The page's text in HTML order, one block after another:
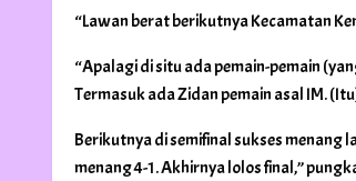
“Lawan berat berikutnya Kecamatan
“Apalagi di situ ada pemain-pemain
Termasuk ada Zidan pemain asal IM.
Berikutnya di semifinal sukses
menang 4-1. Akhirnya lolos final,”